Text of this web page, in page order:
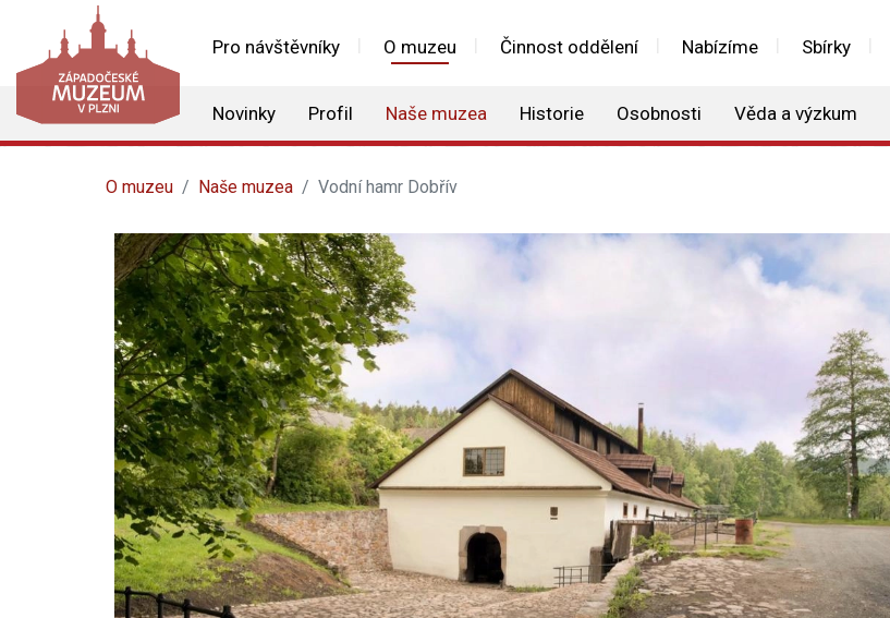
Pro návštěvníky O muzeu Činnost oddělení Nabízíme Sbírky
Novinky Profil Naše muzea Historie Osobnosti Věda a výzkum
O muzeu Naše muzea Vodní hamr Dobřív